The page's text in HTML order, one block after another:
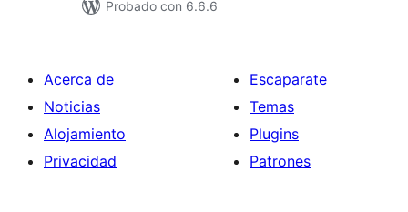
Probado con 6.6.6
Acerca de
Noticias
Alojamiento
Privacidad
Escaparate
Temas
Plugins
Patrones